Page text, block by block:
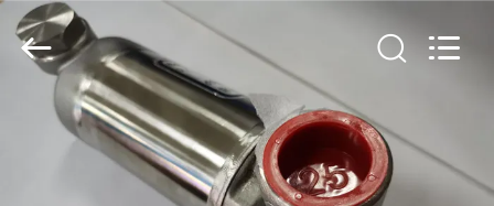
ΣΠΊΤΙ
ΠΡΟΪΌΝΤΑ
Ephood
Automation
Equipment
Co.,